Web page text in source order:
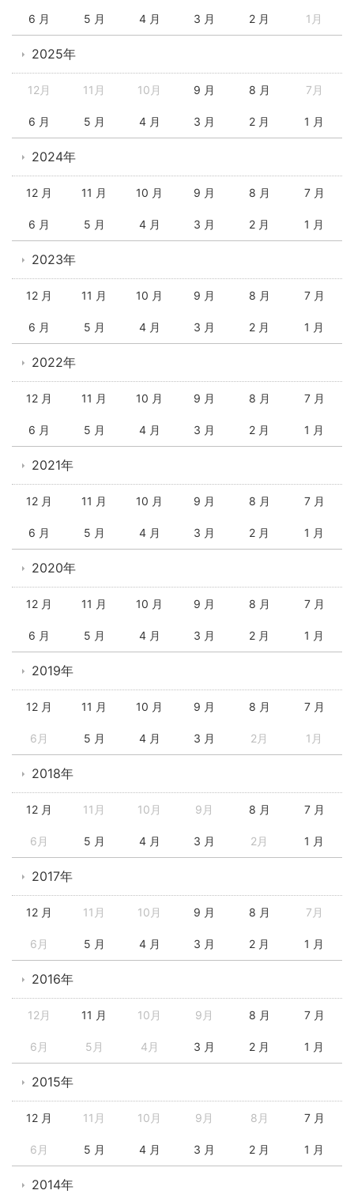
6 月 5 月 4 月 3 月 2 月 1月
2025年
12月 11月 10月 9 月 8 月 7月
6 月 5 月 4 月 3 月 2 月 1 月
2024年
12 月 11 月 10 月 9 月 8 月 7 月
6 月 5 月 4 月 3 月 2 月 1 月
2023年
12 月 11 月 10 月 9 月 8 月 7 月
6 月 5 月 4 月 3 月 2 月 1 月
2022年
12 月 11 月 10 月 9 月 8 月 7 月
6 月 5 月 4 月 3 月 2 月 1 月
2021年
12 月 11 月 10 月 9 月 8 月 7 月
6 月 5 月 4 月 3 月 2 月 1 月
2020年
12 月 11 月 10 月 9 月 8 月 7 月
6 月 5 月 4 月 3 月 2 月 1 月
2019年
12 月 11 月 10 月 9 月 8 月 7 月
6月 5 月 4 月 3 月 2月 1月
2018年
12 月 11月 10月 9月 8 月 7 月
6月 5 月 4 月 3 月 2月 1 月
2017年
12 月 11月 10月 9 月 8 月 7月
6月 5 月 4 月 3 月 2 月 1 月
2016年
12月 11 月 10月 9月 8 月 7 月
6月 5月 4月 3 月 2 月 1 月
2015年
12 月 11月 10月 9月 8月 7 月
6月 5 月 4 月 3 月 2 月 1 月
2014年